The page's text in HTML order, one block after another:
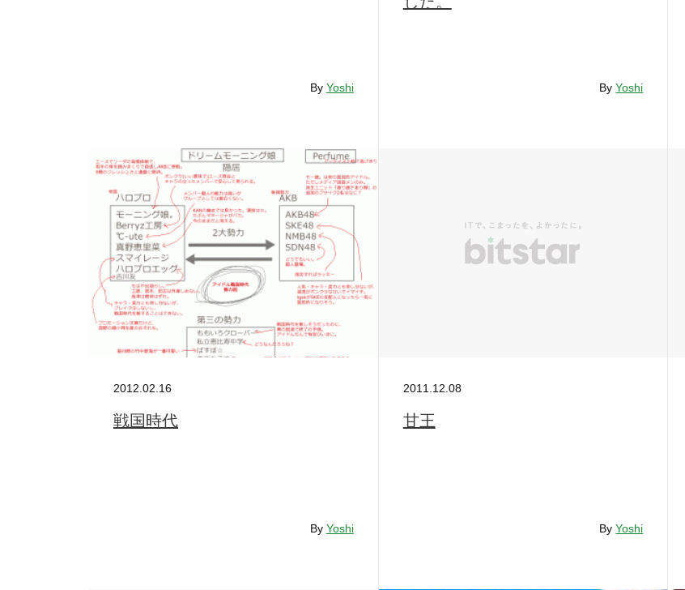
By Yoshi ByYoshi
2012.02.16
戦国時代
By Yoshi
2011.12.08
甘王
ByYoshi